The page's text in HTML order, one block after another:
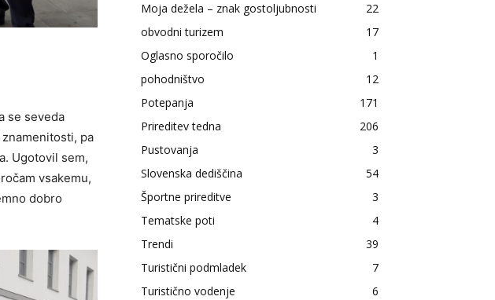
se seveda
pa
Ugotovil sem,
vsakemu,
dobro
Moja dežela – znak gostoljubnosti
22
obvodni turizem
17
Oglasno sporočilo
1
pohodništvo
12
Potepanja
171
Prireditev tedna
206
Pustovanja
3
Slovenska dediščina
54
Športne prireditve
3
Tematske poti
4
Trendi
39
Turistični podmladek
7
Turistično vodenje
6